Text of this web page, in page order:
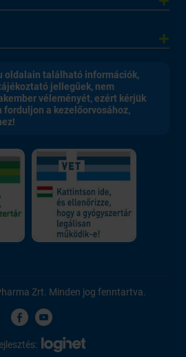
oldalain található információk,
jellegűek, nem
véleményét, ezért kérjük
forduljon a kezelőorvosához,
Zrt. Minden jog fenntartva.